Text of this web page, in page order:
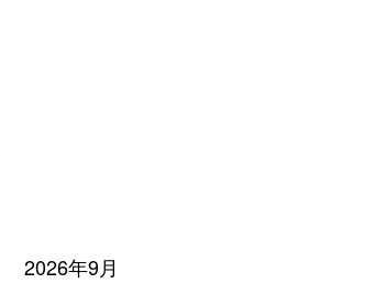
2026年9月